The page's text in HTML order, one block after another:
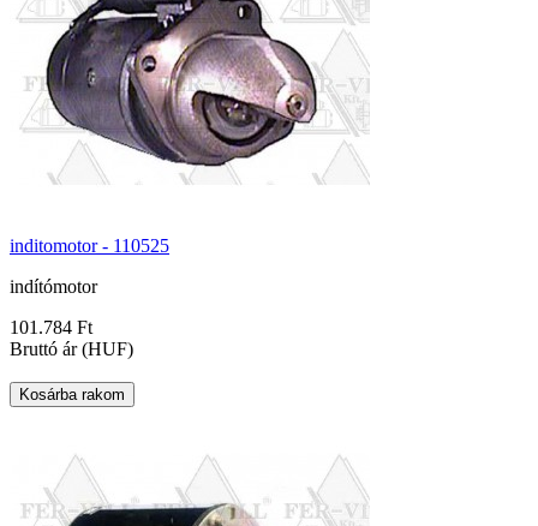
inditomotor - 110525
indítómotor
101.784 Ft
Bruttó ár (HUF)